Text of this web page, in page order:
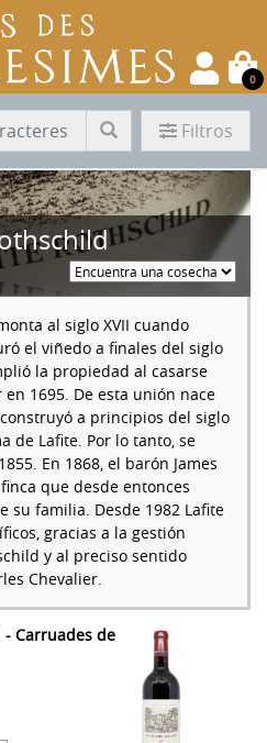
0
Filtros
al siglo XVII cuando
el viñedo a finales del siglo
la propiedad al casarse
1695. De esta unión nace
a principios del siglo
de Lafite. Por lo tanto, se
En 1868, el barón James
que desde entonces
su familia. Desde 1982 Lafite
gracias a la gestión
y al preciso sentido
Chevalier.
- Carruades de